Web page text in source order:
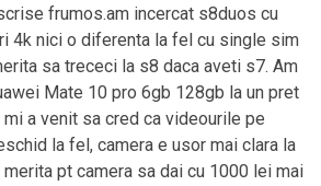
frumos.am incercat s8duos cu
4k nici o diferenta la fel cu single sim
sa trececi la s8 daca aveti s7. Am
Mate 10 pro 6gb 128gb la un pret
a venit sa cred ca videourile pe
la fel, camera e usor mai clara la
merita pt camera sa dai cu 1000 lei mai